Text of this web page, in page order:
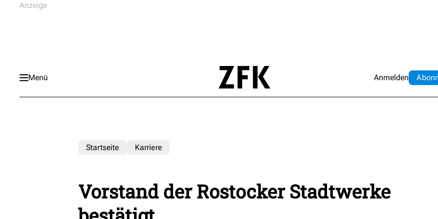
Menü Anmelden Abo
Startseite Karriere
Vorstand der Rostocker Stadtwerke